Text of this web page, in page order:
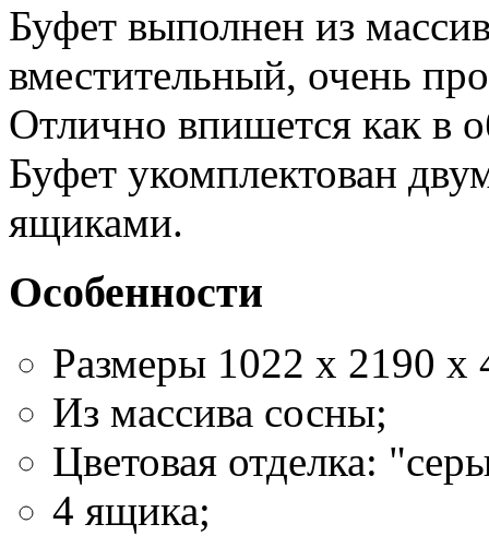
Буфет выполнен из
вместительный, очень
Отлично впишется как в
Буфет укомплектован
ящиками.
Особенности
Размеры 1022 x 2190 x
Из массива сосны;
Цветовая отделка:
4 ящика;